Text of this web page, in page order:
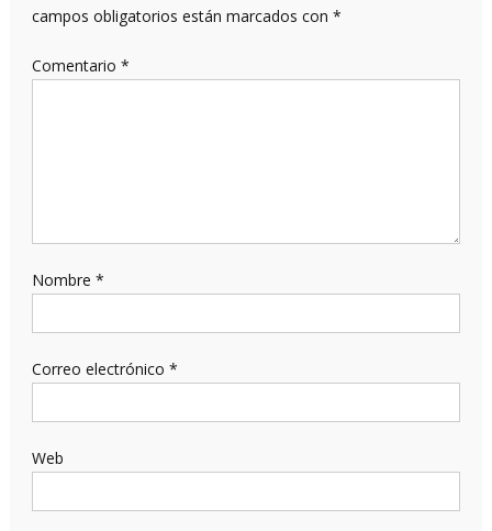
campos obligatorios están marcados con *
Comentario *
Nombre *
Correo electrónico *
Web